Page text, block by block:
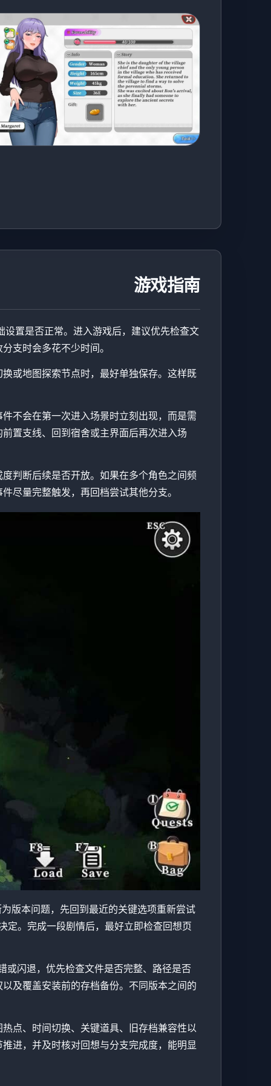
游戏指南
置是否正常。进入游戏后，建议优先检查文
支时会多花不少时间。
或地图探索节点时，最好单独保存。这样既
不会在第一次进入场景时立刻出现，而是需
置支线、回到宿舍或主界面后再次进入场
判断后续是否开放。如果在多个角色之间频
尽量完整触发，再回档尝试其他分支。
版本问题，先回到最近的关键选项重新尝试
定。完成一段剧情后，最好立即检查回想页
或闪退，优先检查文件是否完整、路径是否
及覆盖安装前的存档备份。不同版本之间的
点、时间切换、关键道具、旧存档兼容性以
进，并及时核对回想与分支完成度，能明显